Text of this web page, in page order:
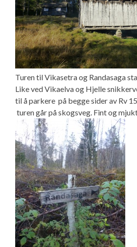
Turen til Vikasetra og Randasaga
Like ved Vikaelva og Hjelle
til å parkere på begge sider av Rv
turen går på skogsveg. Fint og